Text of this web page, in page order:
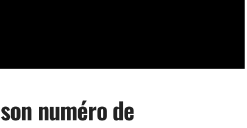
numéro de